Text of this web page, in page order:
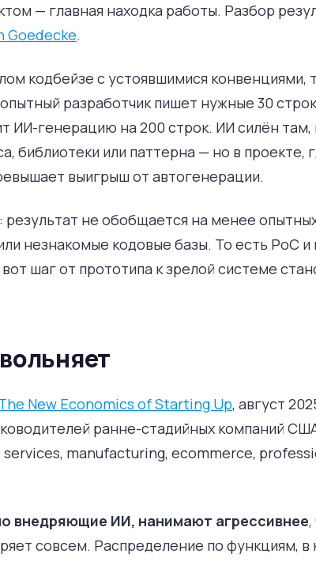
— главная находка работы. Разбор
Goedecke.
кодбейзе с устоявшимися конвенциями,
разработчик пишет нужные 30 строк
ИИ-генерацию на 200 строк. ИИ силён там,
библиотеки или паттерна — но в проекте,
выигрыш от автогенерации.
не обобщается на менее
незнакомые кодовые базы. То есть PoC и
шаг от прототипа к зрелой системе
New Economics of Starting Up, август
ранне-стадийных компаний
manufacturing, ecommerce,
внедряющие ИИ, нанимают агрессивнее,
совсем. Распределение по функциям, в